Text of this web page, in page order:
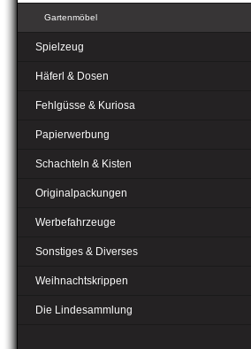
Gartenmöbel
Spielzeug
Häferl & Dosen
Fehlgüsse & Kuriosa
Papierwerbung
Schachteln & Kisten
Originalpackungen
Werbefahrzeuge
Sonstiges & Diverses
Weihnachtskrippen
Die Lindesammlung